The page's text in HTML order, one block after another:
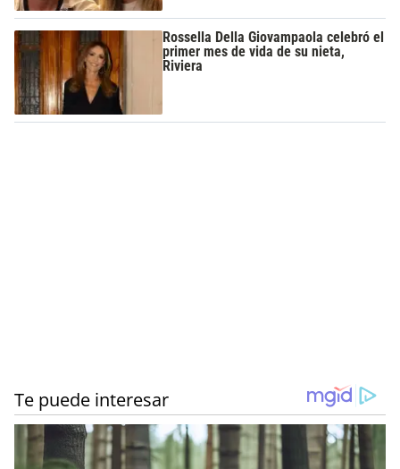
Rossella Della Giovampaola celebró el
primer mes de vida de su nieta,
Riviera